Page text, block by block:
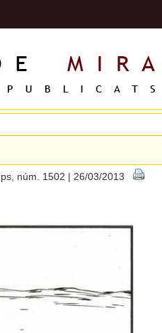
núm. 1502 | 26/03/2013